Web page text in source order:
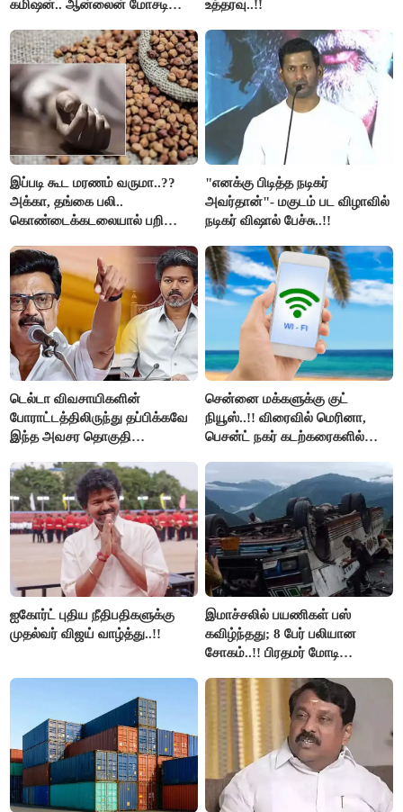
கமிஷன்.. ஆன்லைன் மோசடி
கைது..!!
உத்தரவு..!!
இப்படி கூட மரணம் வருமா..??
அக்கா, தங்கை பலி..
கொண்டைக்கடலையால் பறிபோன
"எனக்கு பிடித்த நடிகர்
அவர்தான்"- மகுடம் பட விழாவில்
நடிகர் விஷால் பேச்சு..!!
டெல்டா விவசாயிகளின்
போராட்டத்திலிருந்து தப்பிக்கவே
இந்த அவசர தொகுதி
அரங்கேற்றுகிறார் முதலமைச்சர் -
திமுக ஐடி விங்..!!
சென்னை மக்களுக்கு குட்
நியூஸ்..!! விரைவில் மெரினா,
பெசன்ட் நகர் கடற்கரைகளில்
ஐகோர்ட் புதிய நீதிபதிகளுக்கு
முதல்வர் விஜய் வாழ்த்து..!!
இமாச்சலில் பயணிகள் பஸ்
கவிழ்ந்தது; 8 பேர் பலியான
சோகம்..!! பிரதமர் மோடி